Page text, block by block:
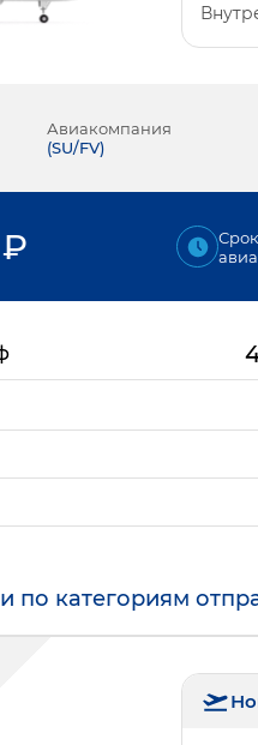
Авиакомпания
(SU/FV)
₽
Срок
по категориям